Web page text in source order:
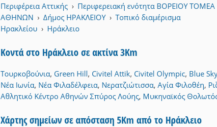
Περιφέρεια Αττικής › Περιφερειακή ενότητα ΒΟΡΕΙΟΥ ΤΟΜΕΑ
ΑΘΗΝΩΝ › Δήμος ΗΡΑΚΛΕΙΟΥ › Τοπικό διαμέρισμα
Ηρακλείου › Ηράκλειο
Κοντά στο Ηράκλειο σε ακτίνα 3Km
Τουρκοβούνια, Green Hill, Civitel Attik, Civitel Olympic, Blue
Νέα Ιωνία, Νέα Φιλαδέλφεια, Νερατζιώτισσα, Αγία Φιλοθέη,
Αθλητικό Κέντρο Αθηνών Σπύρος Λούης, Μυκηναϊκός
Χάρτης σημείων σε απόσταση 5Km από το Ηράκλειο